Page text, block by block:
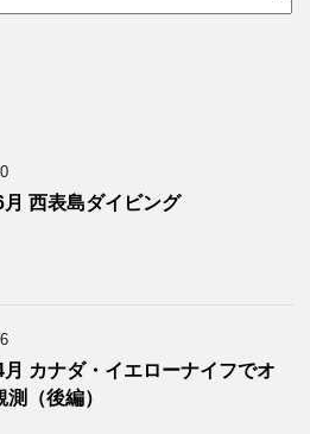
西表島ダイビング
カナダ・イエローナイフでオ
（後編）